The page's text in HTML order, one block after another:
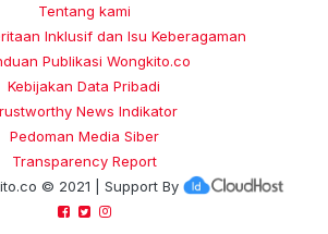
Tentang kami
Inklusif dan Isu Keberagaman
Publikasi Wongkito.co
Kebijakan Data Pribadi
News Indikator
Pedoman Media Siber
Transparency Report
© 2021 | Support By